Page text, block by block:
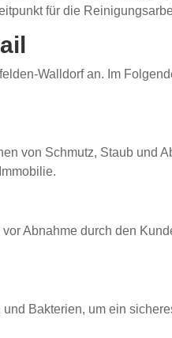
für die
Walldorf an. Im
von Schmutz, Staub und
Abnahme durch den
Bakterien, um ein